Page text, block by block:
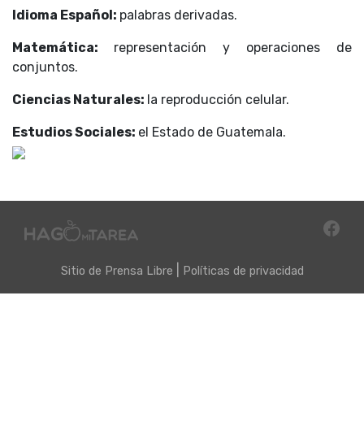
Idioma Español: palabras derivadas.
Matemática: representación y operaciones de
conjuntos.
Ciencias Naturales: la reproducción celular.
Estudios Sociales: el Estado de Guatemala.
Sitio de Prensa Libre Políticas de privacidad